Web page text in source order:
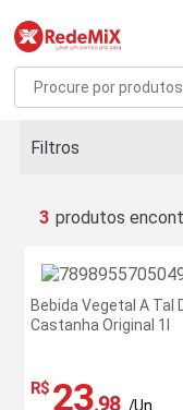
Redemix –
Filtros
3
Bebida Vegetal A Tal
Castanha Original 1l
R$ 23,98 /Un.